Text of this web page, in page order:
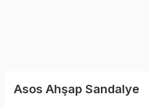
Asos Ahşap Sandalye